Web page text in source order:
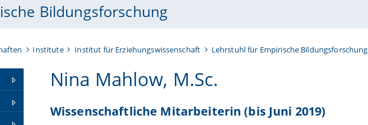
Bildungsforschung
Institute Institut für Erziehungswissenschaft Lehrstuhl für Empirische Bildungsforschung
Nina Mahlow, M.Sc.
Wissenschaftliche Mitarbeiterin (bis Juni 2019)